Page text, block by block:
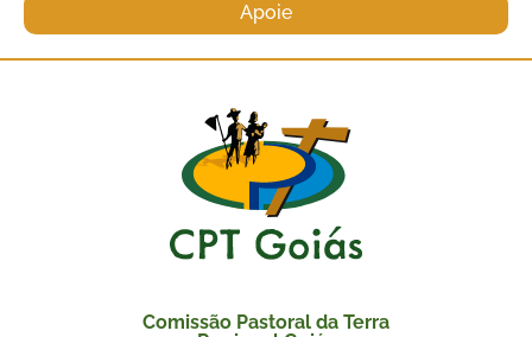
Apoie
Comissão Pastoral da Terra